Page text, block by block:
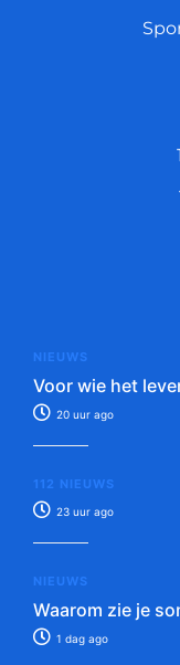
NIEUWS
Voor wie het
20 uur ago
112 NIEUWS
23 uur ago
NIEUWS
Waarom zie je
1 dag ago